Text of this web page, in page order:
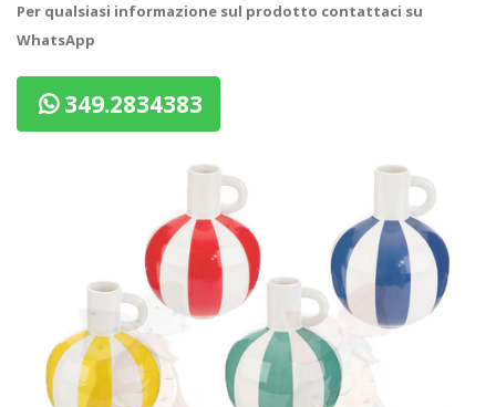
Per qualsiasi informazione sul prodotto contattaci su
WhatsApp
349.2834383